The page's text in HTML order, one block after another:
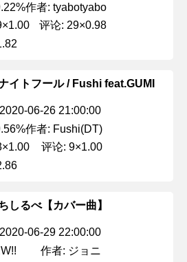
作者: tyabotyabo
评论: 29×0.98
イトフール / Fushi feat.GUMI
06-26 21:00:00
作者: Fushi(DT)
评论: 9×1.00
しるべ【カバー曲】
06-29 22:00:00
作者: ジョニ